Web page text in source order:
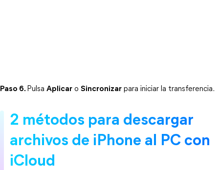
Paso 6. Pulsa Aplicar o Sincronizar para iniciar la transferencia.
2 métodos para descargar
archivos de iPhone al PC con
iCloud